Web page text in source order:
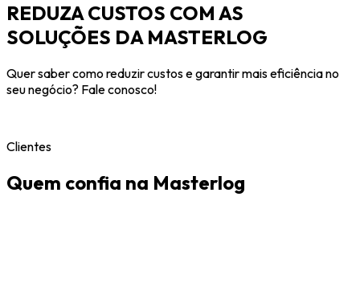
REDUZA CUSTOS COM AS
SOLUÇÕES DA MASTERLOG
Quer saber como reduzir custos e garantir mais eficiência no
seu negócio? Fale conosco!
Clientes
Quem confia na Masterlog